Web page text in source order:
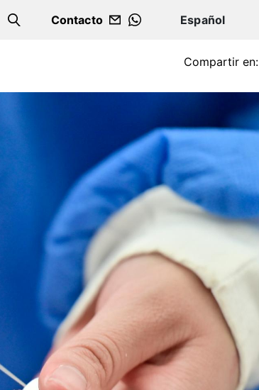
Search
Contacto
WHATSAPP
Compartir en: